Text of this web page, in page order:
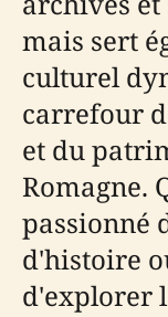
mais sert
culturel
carrefour
et du
Romagne.
passionné
d'histoire
d'explorer